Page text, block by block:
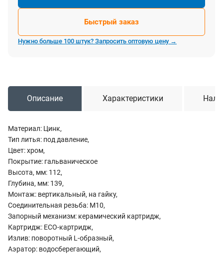
Быстрый заказ
Нужно больше 100 штук? Запросить оптовую цену →
Описание Характеристики
Материал: Цинк,
Тип литья: под давление,
Цвет: хром,
Покрытие: гальваническое
Высота, мм: 112,
Глубина, мм: 139,
Монтаж: вертикальный, на гайку,
Соединительная резьба: M10,
Запорный механизм: керамический картридж,
Картридж: ECO-картридж,
Излив: поворотный L-образный,
Аэратор: водосберегающий,